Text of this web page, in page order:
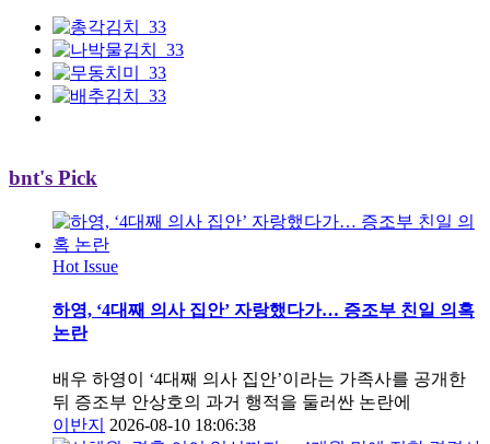
bnt's Pick
Hot Issue
하영, ‘4대째 의사 집안’ 자랑했다가… 증조부 친일 의혹
논란
배우 하영이 ‘4대째 의사 집안’이라는 가족사를 공개한
뒤 증조부 안상호의 과거 행적을 둘러싼 논란에
이반지
2026-08-10 18:06:38